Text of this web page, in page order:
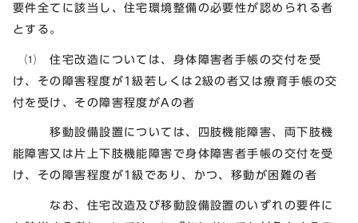
要件全てに該当し、住宅環境整備の必要性が認められる者
とする。
⑴ 住宅改造については、身体障害者手帳の交付を受
け、その障害程度が1級若しくは2級の者又は療育手帳の交
付を受け、その障害程度がAの者
移動設備設置については、四肢機能障害、両下肢機
能障害又は片上下肢機能障害で身体障害者手帳の交付を受
け、その障害程度が1級であり、かつ、移動が困難の者
なお、住宅改造及び移動設備設置のいずれの要件に